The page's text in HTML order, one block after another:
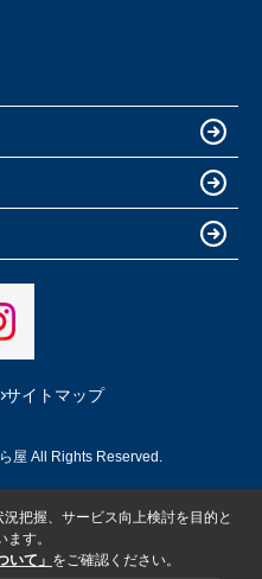
サイトマップ
屋 All Rights Reserved.
把握、サービス向上検討を目的と
す。
いて」 をご確認ください。